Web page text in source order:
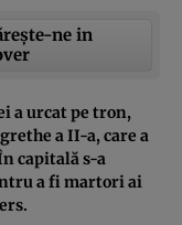
ne in
a urcat pe tron,
a II-a, care a
capitală s-a
a fi martori ai